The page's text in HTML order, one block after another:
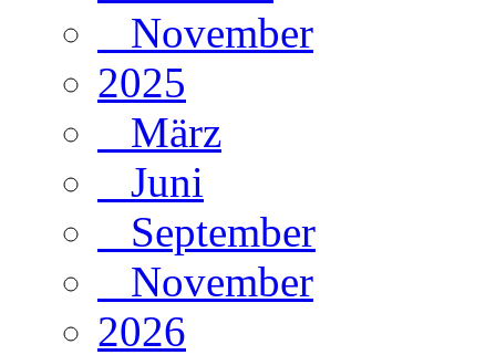
November
2025
März
Juni
September
November
2026